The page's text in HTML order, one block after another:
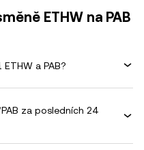
ETHW na PAB
a PAB?
za posledních 24